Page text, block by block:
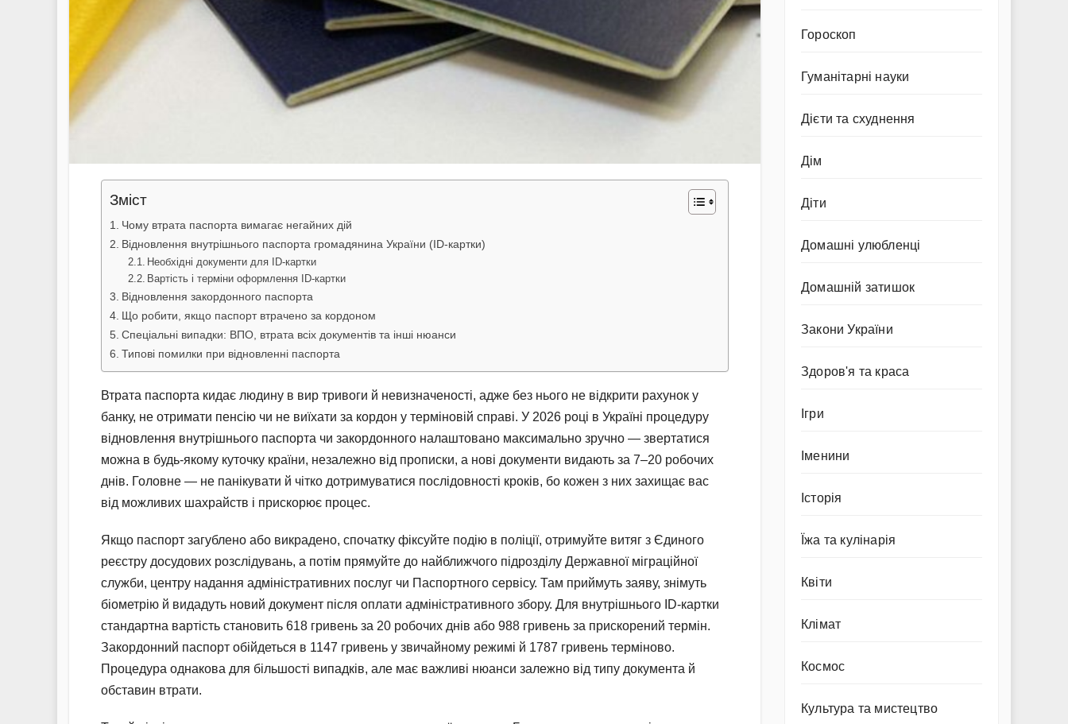
Зміст
Чому втрата паспорта вимагає негайних дій
Відновлення внутрішнього паспорта громадянина України (ID-картки)
Необхідні документи для ID-картки
Вартість і терміни оформлення ID-картки
Відновлення закордонного паспорта
Що робити, якщо паспорт втрачено за кордоном
Спеціальні випадки: ВПО, втрата всіх документів та інші нюанси
Типові помилки при відновленні паспорта
Втрата паспорта кидає людину в вир тривоги й невизначеності, адже без нього не відкрити рахунок у
банку, не отримати пенсію чи не виїхати за кордон у терміновій справі. У 2026 році в Україні процедуру
відновлення внутрішнього паспорта чи закордонного налаштовано максимально зручно — звертатися
можна в будь-якому куточку країни, незалежно від прописки, а нові документи видають за 7–20 робочих
днів. Головне — не панікувати й чітко дотримуватися послідовності кроків, бо кожен з них захищає вас
від можливих шахрайств і прискорює процес.
Якщо паспорт загублено або викрадено, спочатку фіксуйте подію в поліції, отримуйте витяг з Єдиного
реєстру досудових розслідувань, а потім прямуйте до найближчого підрозділу Державної міграційної
служби, центру надання адміністративних послуг чи Паспортного сервісу. Там приймуть заяву, знімуть
біометрію й видадуть новий документ після оплати адміністративного збору. Для внутрішнього ID-картки
стандартна вартість становить 618 гривень за 20 робочих днів або 988 гривень за прискорений термін.
Закордонний паспорт обійдеться в 1147 гривень у звичайному режимі й 1787 гривень терміново.
Процедура однакова для більшості випадків, але має важливі нюанси залежно від типу документа й
обставин втрати.
Гороскоп
Гуманітарні науки
Дієти та схуднення
Дім
Діти
Домашні улюбленці
Домашній затишок
Закони України
Здоров'я та краса
Ігри
Іменини
Історія
Їжа та кулінарія
Квіти
Клімат
Космос
Культура та мистецтво